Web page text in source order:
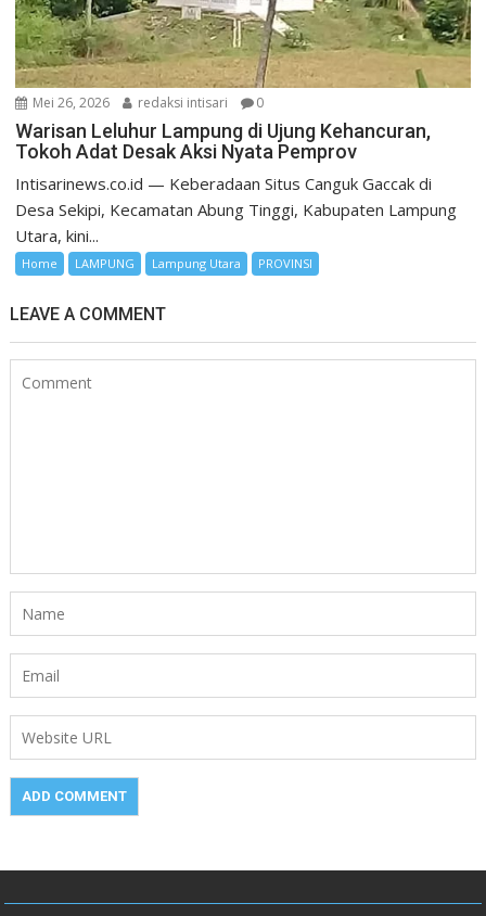
Mei 26, 2026 redaksi intisari 0
Warisan Leluhur Lampung di Ujung Kehancuran,
Tokoh Adat Desak Aksi Nyata Pemprov
Intisarinews.co.id — Keberadaan Situs Canguk Gaccak di
Desa Sekipi, Kecamatan Abung Tinggi, Kabupaten Lampung
Utara, kini...
Home LAMPUNG Lampung Utara PROVINSI
LEAVE A COMMENT